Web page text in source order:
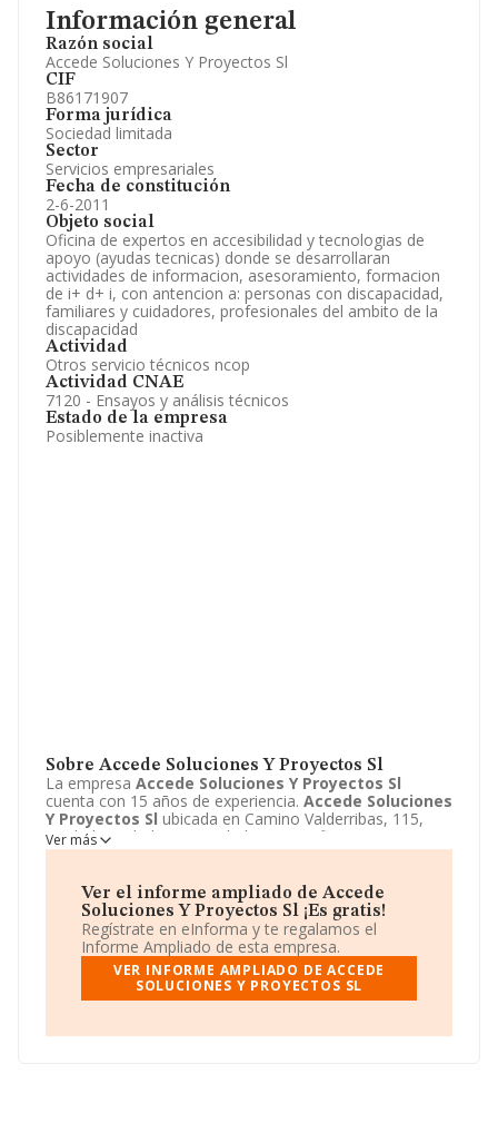
Información general
Razón social
Accede Soluciones Y Proyectos Sl
CIF
B86171907
Forma jurídica
Sociedad limitada
Sector
Servicios empresariales
Fecha de constitución
2-6-2011
Objeto social
Oficina de expertos en accesibilidad y tecnologias de
apoyo (ayudas tecnicas) donde se desarrollaran
actividades de informacion, asesoramiento, formacion
de i+ d+ i, con antencion a: personas con discapacidad,
familiares y cuidadores, profesionales del ambito de la
discapacidad
Actividad
Otros servicio técnicos ncop
Actividad CNAE
7120 - Ensayos y análisis técnicos
Estado de la empresa
Posiblemente inactiva
Sobre Accede Soluciones Y Proyectos Sl
La empresa Accede Soluciones Y Proyectos Sl
cuenta con 15 años de experiencia. Accede Soluciones
Y Proyectos Sl ubicada en Camino Valderribas, 115,
Madrid, Madrid. Su actividad CNAE se fine como 7120 -
Ensayos y análisis técnicos. El modelo de sociedad de
limitada.
Ver más
Ver el informe ampliado de Accede
Soluciones Y Proyectos Sl ¡Es gratis!
Regístrate en eInforma y te regalamos el
Informe Ampliado de esta empresa.
VER INFORME AMPLIADO DE ACCEDE
SOLUCIONES Y PROYECTOS SL
Información oficial y registral complementaria.